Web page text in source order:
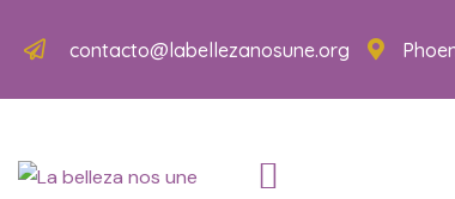
contacto@labellezanosune.org